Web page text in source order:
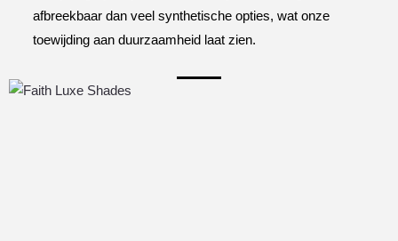
afbreekbaar dan veel synthetische opties, wat onze
toewijding aan duurzaamheid laat zien.